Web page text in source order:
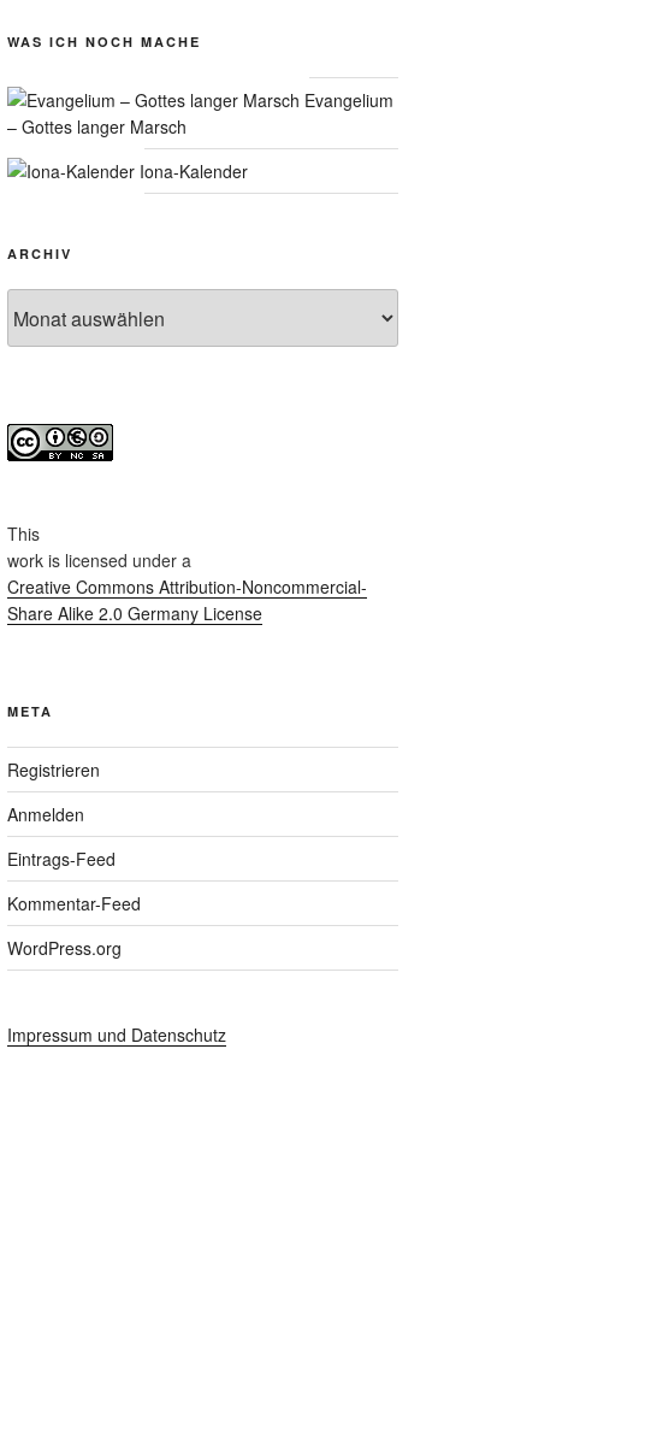
WAS ICH NOCH MACHE
Evangelium
– Gottes langer Marsch
Iona-Kalender
ARCHIV
This
workis licensed under a
Creative Commons Attribution-Noncommercial-
Share Alike 2.0 Germany License
META
Registrieren
Anmelden
Eintrags-Feed
Kommentar-Feed
WordPress.org
Impressum und Datenschutz